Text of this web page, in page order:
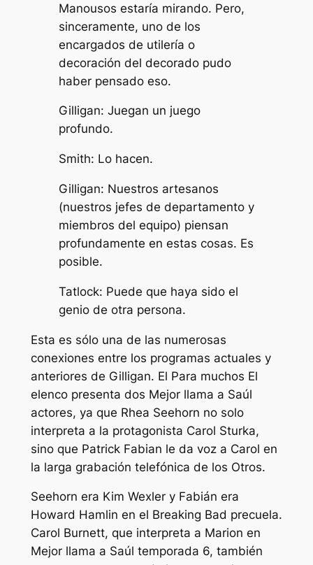
Manousos estaría mirando. Pero,
sinceramente, uno de los
encargados de utilería o
decoración del decorado pudo
haber pensado eso.
Gilligan: Juegan un juego
profundo.
Smith: Lo hacen.
Gilligan: Nuestros artesanos
(nuestros jefes de departamento y
miembros del equipo) piensan
profundamente en estas cosas. Es
posible.
Tatlock: Puede que haya sido el
genio de otra persona.
Esta es sólo una de las numerosas
conexiones entre los programas actuales y
anteriores de Gilligan. El Para muchos El
elenco presenta dos Mejor llama a Saúl
actores, ya que Rhea Seehorn no solo
interpreta a la protagonista Carol Sturka,
sino que Patrick Fabian le da voz a Carol en
la larga grabación telefónica de los Otros.
Seehorn era Kim Wexler y Fabián era
Howard Hamlin en el Breaking Bad precuela.
Carol Burnett, que interpreta a Marion en
Mejor llama a Saúl temporada 6, también